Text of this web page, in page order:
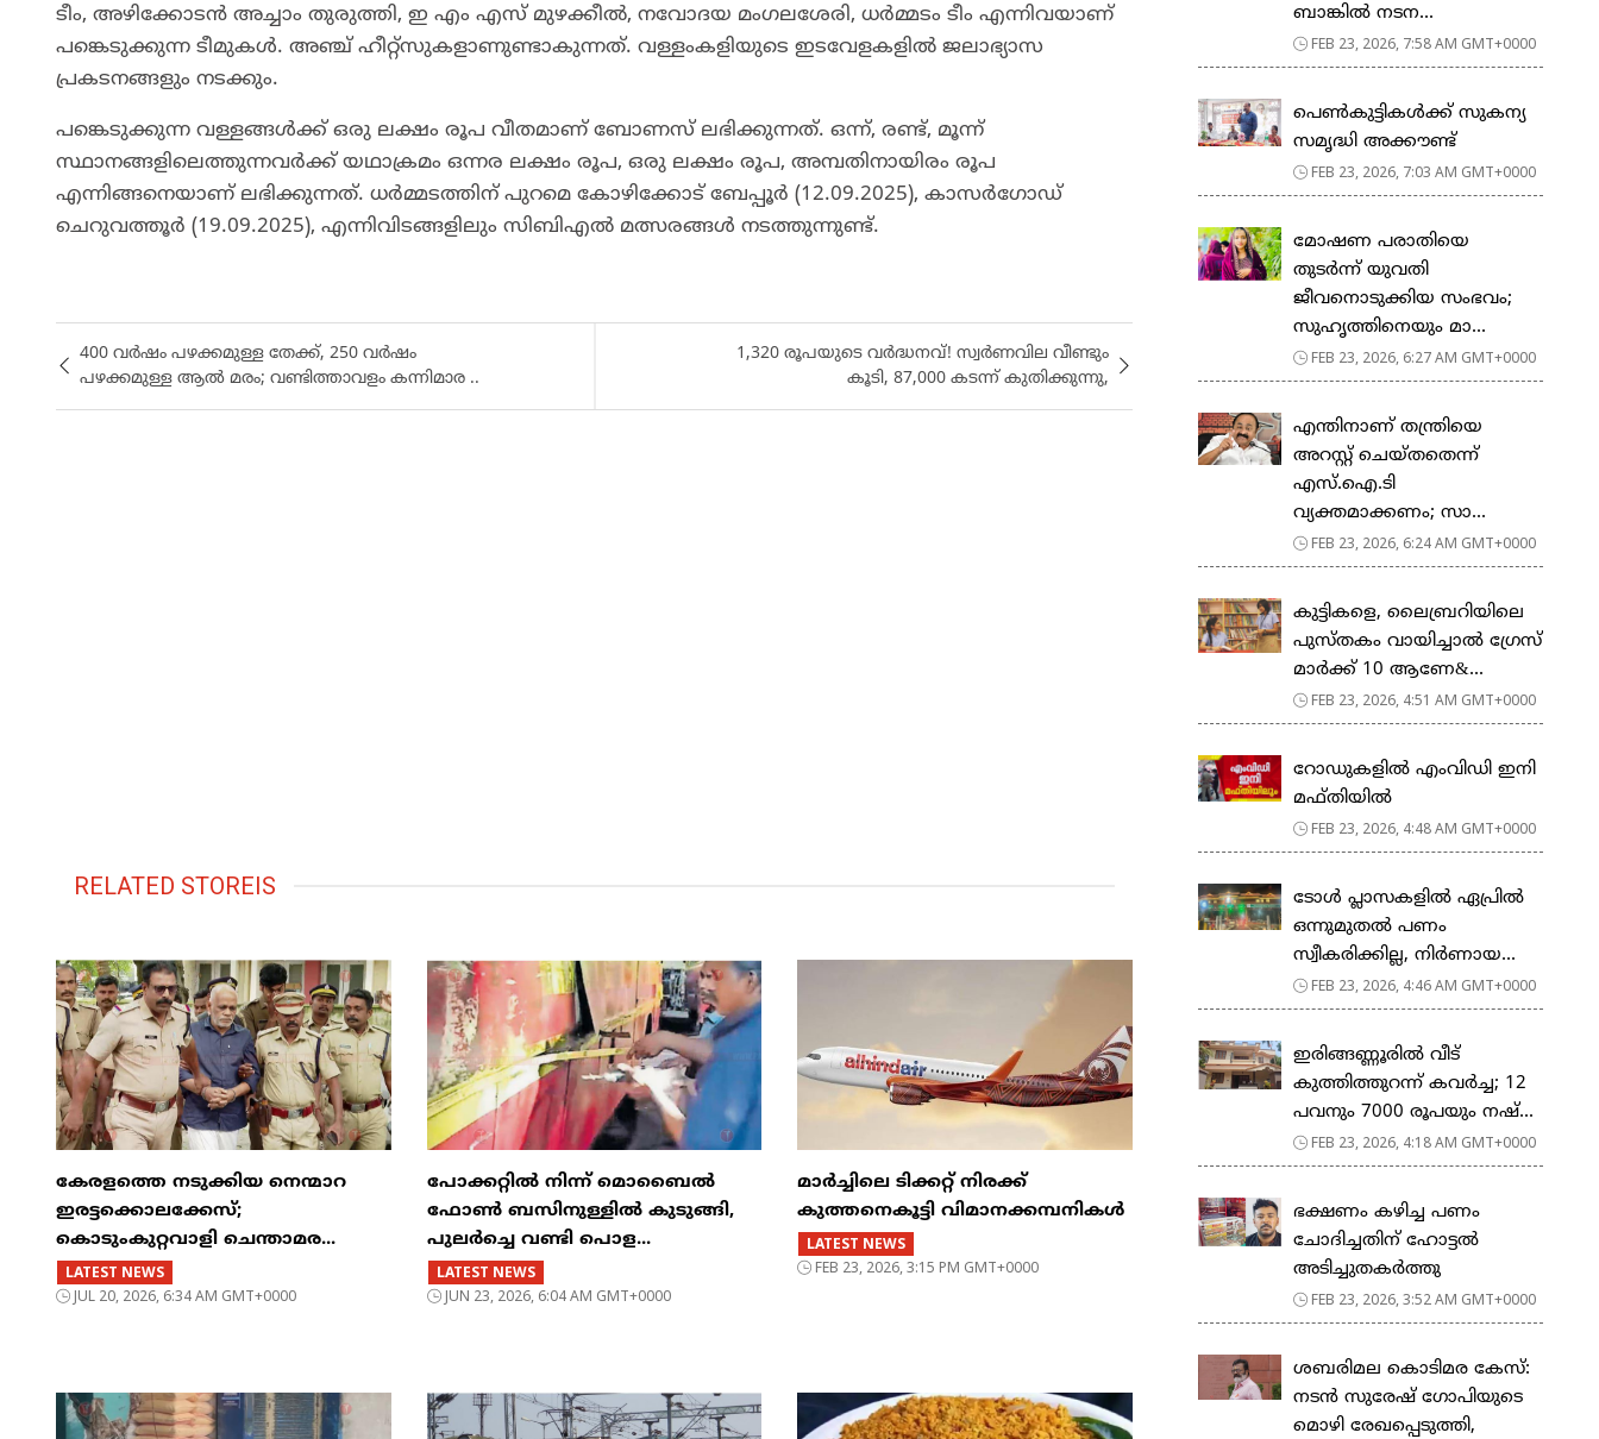
ടീം, അഴിക്കോടൻ അച്ചാം തുരുത്തി, ഇ എം എസ് മുഴക്കീൽ, നവോദയ മംഗലശേരി, ധർമ്മടം ടീം എന്നിവയാണ്
പങ്കെടുക്കുന്ന ടീമുകൾ. അഞ്ച് ഹീറ്റ്സുകളാണുണ്ടാകുന്നത്. വള്ളംകളിയുടെ ഇടവേളകളിൽ ജലാഭ്യാസ
പ്രകടനങ്ങളും നടക്കും.
പങ്കെടുക്കുന്ന വള്ളങ്ങൾക്ക് ഒരു ലക്ഷം രൂപ വീതമാണ് ബോണസ് ലഭിക്കുന്നത്. ഒന്ന്, രണ്ട്, മൂന്ന്
സ്ഥാനങ്ങളിലെത്തുന്നവർക്ക് യഥാക്രമം ഒന്നര ലക്ഷം രൂപ, ഒരു ലക്ഷം രൂപ, അമ്പതിനായിരം രൂപ
എന്നിങ്ങനെയാണ് ലഭിക്കുന്നത്. ധർമ്മടത്തിന് പുറമെ കോഴിക്കോട് ബേപ്പൂർ (12.09.2025), കാസർഗോഡ്
ചെറുവത്തൂർ (19.09.2025), എന്നിവിടങ്ങളിലും സിബിഎൽ മത്സരങ്ങൾ നടത്തുന്നുണ്ട്.
400 വർഷം പഴക്കമുള്ള തേക്ക്, 250 വർഷം
പഴക്കമുള്ള ആൽ മരം; വണ്ടിത്താവളം കന്നിമാര ..
1,320 രൂപയുടെ വർദ്ധനവ്! സ്വർണവില വീണ്ടും
കൂടി, 87,000 കടന്ന് കുതിക്കുന്നു,
RELATED STOREIS
കേരളത്തെ നടുക്കിയ നെന്മാറ
ഇരട്ടക്കൊലക്കേസ്;
കൊടുംകുറ്റവാളി ചെന്താമര...
LATEST NEWS
JUL 20, 2026, 6:34 AM GMT+0000
പോക്കറ്റിൽ നിന്ന് മൊബൈൽ
ഫോൺ ബസിനുള്ളിൽ കുടുങ്ങി,
പുലർച്ചെ വണ്ടി പൊള...
LATEST NEWS
JUN 23, 2026, 6:04 AM GMT+0000
മാർച്ചിലെ ടിക്കറ്റ് നിരക്ക്
കുത്തനെകൂട്ടി വിമാനക്കമ്പനികൾ
LATEST NEWS
FEB 23, 2026, 3:15 PM GMT+0000
ബാങ്കിൽ നടന...
FEB 23, 2026, 7:58 AM GMT+0000
പെ​ൺ​കു​ട്ടി​ക​ൾ​ക്ക് സു​ക​ന്യ
സ​മൃ​ദ്ധി അ​ക്കൗ​ണ്ട്
FEB 23, 2026, 7:03 AM GMT+0000
മോഷണ പരാതിയെ
തുടര്‍ന്ന് യുവതി
ജീവനൊടുക്കിയ സംഭവം;
സുഹൃത്തിനെയും മാ...
FEB 23, 2026, 6:27 AM GMT+0000
എന്തിനാണ് തന്ത്രിയെ
അറസ്റ്റ് ചെയ്തതെന്ന്
എസ്.ഐ.ടി
വ്യക്തമാക്കണം; സാ...
FEB 23, 2026, 6:24 AM GMT+0000
കുട്ടികളെ, ലൈബ്രറിയിലെ
പുസ്തകം വായിച്ചാല്‍ ഗ്രേസ്
മാര്‍ക്ക് 10 ആണേ&...
FEB 23, 2026, 4:51 AM GMT+0000
റോഡുകളില്‍ എംവിഡി ഇനി
മഫ്തിയില്‍
FEB 23, 2026, 4:48 AM GMT+0000
ടോള്‍ പ്ലാസകളില്‍ ഏപ്രില്‍
ഒന്നുമുതല്‍ പണം
സ്വീകരിക്കില്ല, നിര്‍ണായ...
FEB 23, 2026, 4:46 AM GMT+0000
ഇരിങ്ങണ്ണൂരിൽ വീട്
കുത്തിത്തുറന്ന് കവർച്ച; 12
പവനും 7000 രൂപയും നഷ്...
FEB 23, 2026, 4:18 AM GMT+0000
ഭക്ഷണം കഴിച്ച പണം
ചോദിച്ചതിന് ഹോട്ടൽ
അടിച്ചുതകർത്തു
FEB 23, 2026, 3:52 AM GMT+0000
ശബരിമല കൊടിമര കേസ്:
നടൻ സുരേഷ് ഗോപിയുടെ
മൊഴി രേഖപ്പെടുത്തി,